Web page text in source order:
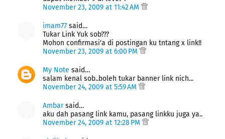
November 23, 2009 at 11:42 AM
imam77 said…
Tukar Link Yuk sob???
Mohon confirmasi'a di postingan ku tntang x link!!
November 23, 2009 at 6:00 PM
My Note said…
salam kenal sob..boleh tukar banner link nich...
November 24, 2009 at 5:59 AM
Ambarsaid…
aku dah pasang link kamu, pasang linkku juga ya..
November 24, 2009 at 12:28 PM